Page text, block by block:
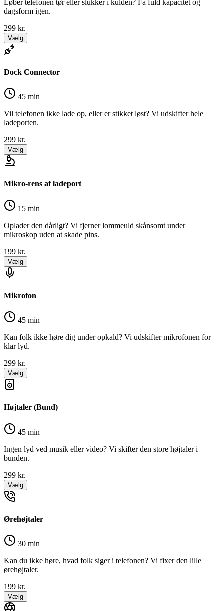
dagsform igen.
299 kr.
Vælg
Dock Connector
45 min
Vil telefonen ikke lade op, eller er stikket løst? Vi udskifter hele
ladeporten.
299 kr.
Vælg
Mikro-rens af ladeport
15 min
Oplader den dårligt? Vi fjerner lommeuld skånsomt under
mikroskop uden at skade pins.
199 kr.
Vælg
Mikrofon
45 min
Kan folk ikke høre dig under opkald? Vi udskifter mikrofonen for
klar lyd.
299 kr.
Vælg
Højtaler (Bund)
45 min
Ingen lyd ved musik eller video? Vi skifter den store højtaler i
bunden.
299 kr.
Vælg
Ørehøjtaler
30 min
Kan du ikke høre, hvad folk siger i telefonen? Vi fixer den lille
ørehøjtaler.
199 kr.
Vælg